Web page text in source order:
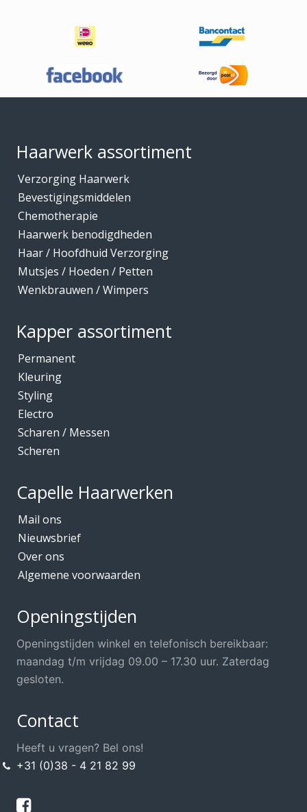
Haarwerk assortiment
Verzorging Haarwerk
Bevestigingsmiddelen
Chemotherapie
Haarwerk benodigdheden
Haar / Hoofdhuid Verzorging
Mutsjes / Hoeden / Petten
Wenkbrauwen / Wimpers
Kapper assortiment
Permanent
Kleuring
Styling
Electro
Scharen / Messen
Scheren
Capelle Haarwerken
Mail ons
Nieuwsbrief
Over ons
Algemene voorwaarden
Openingstijden
Openingstijden winkel en telefonisch bereikbaar:
maandag t/m vrijdag 09.00 – 17.30 uur. Zaterdag
gesloten.
Contact
Heeft u vragen? Bel ons!
+31 (0)38 - 4 21 82 99